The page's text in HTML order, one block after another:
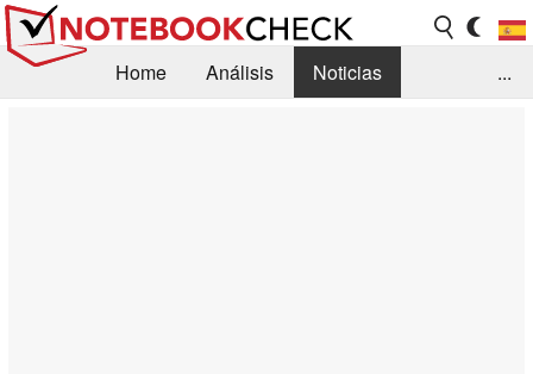
Home Análisis
Noticias
...